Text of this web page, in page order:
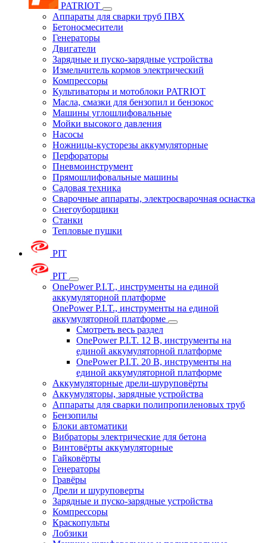
PATRIOT
Аппараты для сварки труб ПВХ
Бетоносмесители
Генераторы
Двигатели
Зарядные и пуско-зарядные устройства
Измельчитель кормов электрический
Компрессоры
Культиваторы и мотоблоки PATRIOT
Масла, смазки для бензопил и бензокос
Машины углошлифовальные
Мойки высокого давления
Насосы
Ножницы-кусторезы аккумуляторные
Перфораторы
Пневмоинструмент
Прямошлифовальные машины
Садовая техника
Сварочные аппараты, электросварочная оснастка
Снегоуборщики
Станки
Тепловые пушки
PIT
PIT
OnePower P.I.T., инструменты на единой
аккумуляторной платформе
OnePower P.I.T., инструменты на единой
аккумуляторной платформе
Смотреть весь раздел
OnePower P.I.T. 12 В, инструменты на
единой аккумуляторной платформе
OnePower P.I.T. 20 В, инструменты на
единой аккумуляторной платформе
Аккумуляторные дрели-шуруповёрты
Аккумуляторы, зарядные устройства
Аппараты для сварки полипропиленовых труб
Бензопилы
Блоки автоматики
Вибраторы электрические для бетона
Винтовёрты аккумуляторные
Гайковёрты
Генераторы
Гравёры
Дрели и шуруповерты
Зарядные и пуско-зарядные устройства
Компрессоры
Краскопульты
Лобзики